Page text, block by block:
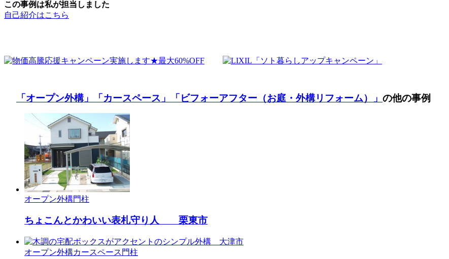
この事例は私が担当しました
自己紹介はこちら
「オープン外構」 「カースペース」 「ビフォーアフター（お庭・外構リフォーム）」 の他の事例
オープン外構門柱
ちょこんとかわいい表札守り人 栗東市
オープン外構カースペース 門柱